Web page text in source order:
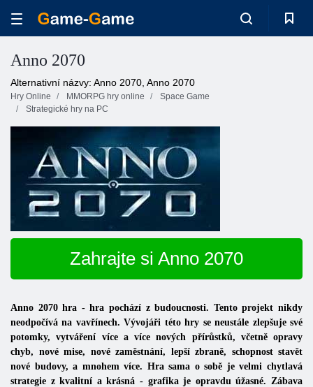
Anno 2070
Alternativní názvy: Anno 2070, Anno 2070
Hry Online MMORPG hry online
Space Game
Strategické hry na PC
Zahrajte si Anno 2070
Anno 2070 hra - hra pochází z budoucnosti. Tento projekt nikdy
neodpočívá na vavřínech. Vývojáři této hry se neustále zlepšuje své
potomky, vytváření více a více nových přírůstků, včetně opravy
chyb, nové mise, nové zaměstnání, lepší zbraně, schopnost stavět
nové budovy, a mnohem více. Hra sama o sobě je velmi chytlavá
strategie z kvalitní a krásná - grafika je opravdu úžasné. Zábava